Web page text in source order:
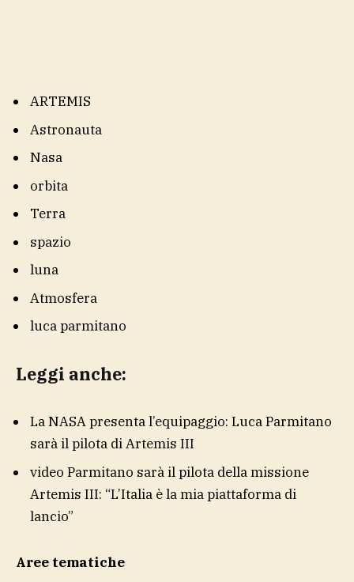
ARTEMIS
Astronauta
Nasa
orbita
Terra
spazio
luna
Atmosfera
luca parmitano
Leggi anche:
La NASA presenta l’equipaggio: Luca Parmitano
sarà il pilota di Artemis III
video Parmitano sarà il pilota della missione
Artemis III: “L’Italia è la mia piattaforma di
lancio”
Aree tematiche